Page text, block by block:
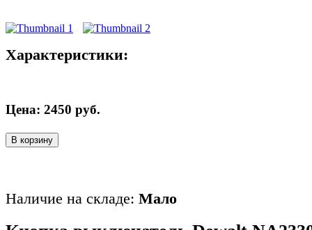
Характеристики:
Цена: 2450 руб.
В корзину
Наличие на складе: Мало